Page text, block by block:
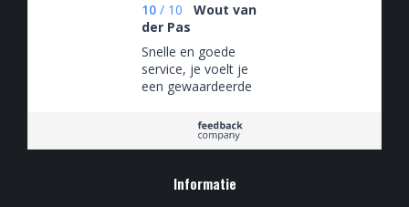
10 / 10
Wout van
der Pas
Snelle en goede
service, je voelt je
een gewaardeerde
assortiment craft- en
speciaalbier waar je
Informatie